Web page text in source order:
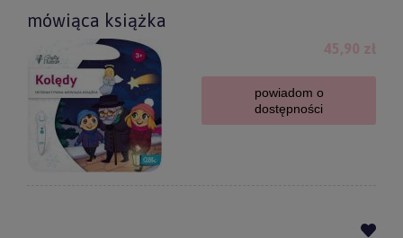
mówiąca książka
45,90 zł
powiadom o
dostępności